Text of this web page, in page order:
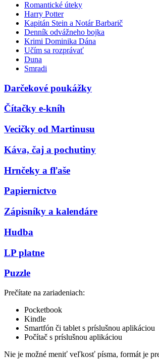
Romantické úteky
Harry Potter
Kapitán Stein a Notár Barbarič
Denník odvážneho bojka
Krimi Dominika Dána
Učím sa rozprávať
Duna
Smradi
Darčekové poukážky
Čítačky e-kníh
Vecičky od Martinusu
Káva, čaj a pochutiny
Hrnčeky a fľaše
Papiernictvo
Zápisníky a kalendáre
Hudba
LP platne
Puzzle
Prečítate na zariadeniach:
Pocketbook
Kindle
Smartfón či tablet s príslušnou aplikáciou
Počítač s príslušnou aplikáciou
Nie je možné meniť veľkosť písma, formát je